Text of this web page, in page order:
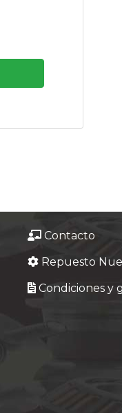
Contacto
Repuesto
Condiciones y